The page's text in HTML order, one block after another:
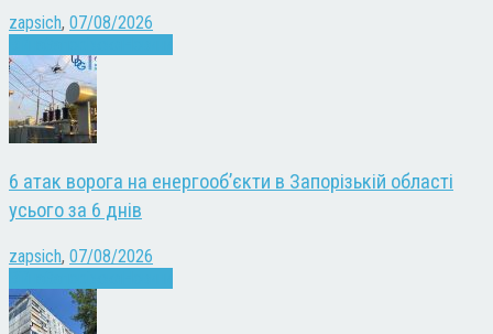
zapsich, 07/08/2026
6 атак ворога на енергооб’єкти в Запорізькій області
усього за 6 днів
zapsich, 07/08/2026